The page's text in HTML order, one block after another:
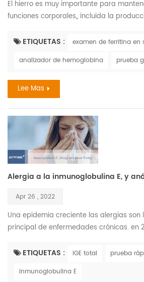
El hierro es muy importante para
funciones corporales,, incluida la
oxígeno. el hierro también es necesaria
hierro es, de hecho, una de los
comunes. afecta a entre tres y cinco mil
persona...
ETIQUETAS :
examen de ferritina en
analizador de hemoglobina
prueba
Lee Mas
Alergia a la inmunoglobulina E, y
Apr 26 , 2022
Una epidemia creciente las alergias son
principal de enfermedades crónicas. en
del heno. la alergia grave más común
picaduras de insectos. el costo anual de
ETIQUETAS : IGE total
prueba
inmunoglobulina E